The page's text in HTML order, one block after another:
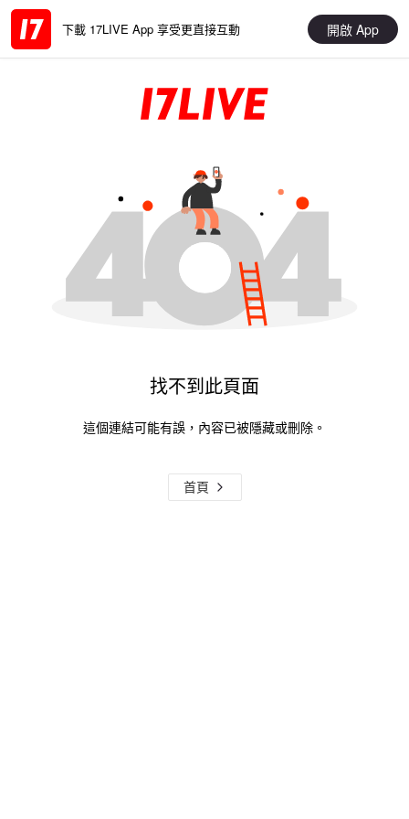
下載 17LIVE App 享受更直接互動 開啟 App
找不到此頁面
這個連結可能有誤，內容已被隱藏或刪除。
首頁